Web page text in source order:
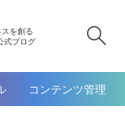
を創る
式ブログ
コンテンツ管理